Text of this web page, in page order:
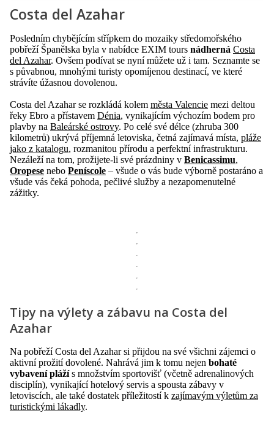
Costa del Azahar
Posledním chybějícím střípkem do mozaiky středomořského
pobřeží Španělska byla v nabídce EXIM tours nádherná Costa
del Azahar. Ovšem podívat se nyní můžete už i tam. Seznamte se
s půvabnou, mnohými turisty opomíjenou destinací, ve které
strávíte úžasnou dovolenou.
Costa del Azahar se rozkládá kolem města Valencie mezi deltou
řeky Ebro a přístavem Dénia, vynikajícím výchozím bodem pro
plavby na Baleárské ostrovy. Po celé své délce (zhruba 300
kilometrů) ukrývá příjemná letoviska, četná zajímavá místa, pláže
jako z katalogu, rozmanitou přírodu a perfektní infrastrukturu.
Nezáleží na tom, prožijete-li své prázdniny v Benicassimu,
Oropese nebo Peníscole – všude o vás bude výborně postaráno a
všude vás čeká pohoda, pečlivé služby a nezapomenutelné
zážitky.
Tipy na výlety a zábavu na Costa del
Azahar
Na pobřeží Costa del Azahar si přijdou na své všichni zájemci o
aktivní prožití dovolené. Nahrává jim k tomu nejen bohaté
vybavení plážís množstvím sportovišť (včetně adrenalinových
disciplín), vynikající hotelový servis a spousta zábavy v
letoviscích, ale také dostatek příležitostí k zajímavým výletům za
turistickými lákadly.